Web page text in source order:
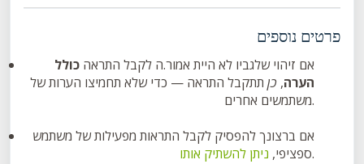
פרטים נוספים
אם זיהוי שלגביו לא היית אמור.ה לקבל התראה כולל
הערה, כן תתקבל התראה — כדי שלא תחמיצו הערות של
משתמשים אחרים.
אם ברצונך להפסיק לקבל התראות מפעילות של משתמש
ספציפי, ניתן להשתיק אותו .